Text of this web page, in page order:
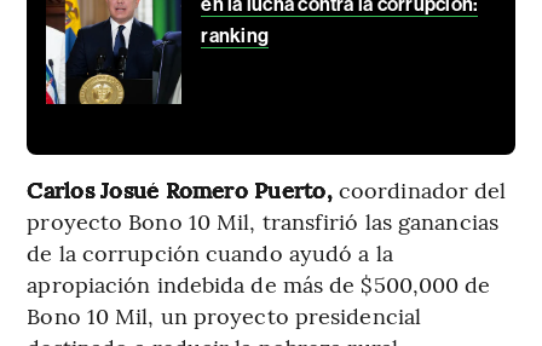
en la lucha contra la corrupción:
ranking
Carlos Josué Romero Puerto,coordinador del
proyecto Bono 10 Mil, transfirió las ganancias
de la corrupción cuando ayudó a la
apropiación indebida de más de $500,000 de
Bono 10 Mil, un proyecto presidencial